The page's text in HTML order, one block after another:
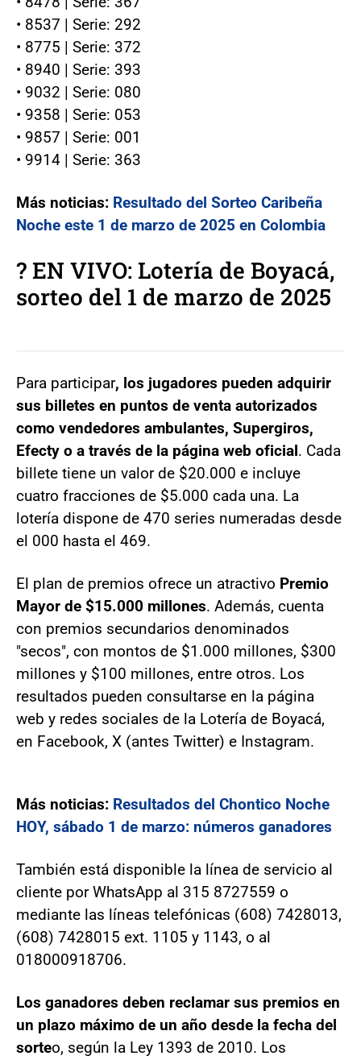
• 8537 | Serie: 292
• 8775 | Serie: 372
• 8940 | Serie: 393
• 9032 | Serie: 080
• 9358 | Serie: 053
• 9857 | Serie: 001
• 9914 | Serie: 363
Más noticias: Resultado del Sorteo Caribeña
Noche este 1 de marzo de 2025 en Colombia
? EN VIVO: Lotería de Boyacá,
sorteo del 1 de marzo de 2025
Para participar, los jugadores pueden adquirir
sus billetes en puntos de venta autorizados
como vendedores ambulantes, Supergiros,
Efecty o a través de la página web oficial. Cada
billete tiene un valor de $20.000 e incluye
cuatro fracciones de $5.000 cada una. La
lotería dispone de 470 series numeradas desde
el 000 hasta el 469.
El plan de premios ofrece un atractivo Premio
Mayor de $15.000 millones. Además, cuenta
con premios secundarios denominados
"secos", con montos de $1.000 millones, $300
millones y $100 millones, entre otros. Los
resultados pueden consultarse en la página
web y redes sociales de la Lotería de Boyacá,
en Facebook, X (antes Twitter) e Instagram.
Más noticias: Resultados del Chontico Noche
HOY, sábado 1 de marzo: números ganadores
También está disponible la línea de servicio al
cliente por WhatsApp al 315 8727559 o
mediante las líneas telefónicas (608) 7428013,
(608) 7428015 ext. 1105 y 1143, o al
018000918706.
Los ganadores deben reclamar sus premios en
un plazo máximo de un año desde la fecha del
sorteo, según la Ley 1393 de 2010. Los